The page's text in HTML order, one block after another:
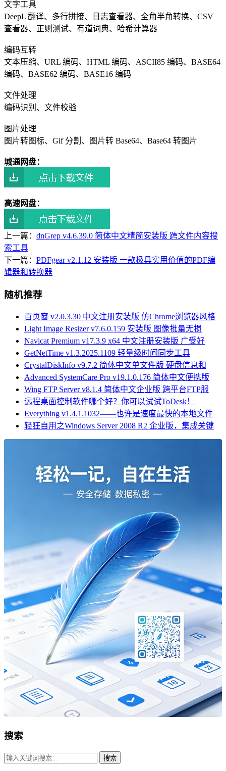
文字工具
DeepL 翻译、多行拼接、日志查看器、全角半角转换、CSV
查看器、正则测试、有道词典、哈希计算器
编码互转
文本压缩、URL 编码、HTML 编码、ASCII85 编码、BASE64
编码、BASE62 编码、BASE16 编码
文件处理
编码识别、文件校验
图片处理
图片转图标、Gif 分割、图片转 Base64、Base64 转图片
城通网盘：
高速网盘：
上一篇： dnGrep v4.6.39.0 简体中文精简安装版 跨文件内容搜
索工具
下一篇： PDFgear v2.1.12 安装版 一款极具实用价值的PDF编
辑器和转换器
随机推荐
百页窗 v2.0.3.30 中文注册安装版 仿Chrome浏览器风格
Light Image Resizer v7.6.0.159 安装版 图像批量无损
Navicat Premium v17.3.9 x64 中文注册安装版 广受好
GetNetTime v1.3.2025.1109 轻量级时间同步工具
CrystalDiskInfo v9.7.2 简体中文单文件版 硬盘信息和
Advanced SystemCare Pro v19.1.0.176 简体中文便携版
Wing FTP Server v8.1.4 简体中文企业版 跨平台FTP服
远程桌面控制软件哪个好？你可以试试ToDesk！
Everything v1.4.1.1032——也许是速度最快的本地文件
轻狂自用之Windows Server 2008 R2 企业版，集成关键
搜索
搜索